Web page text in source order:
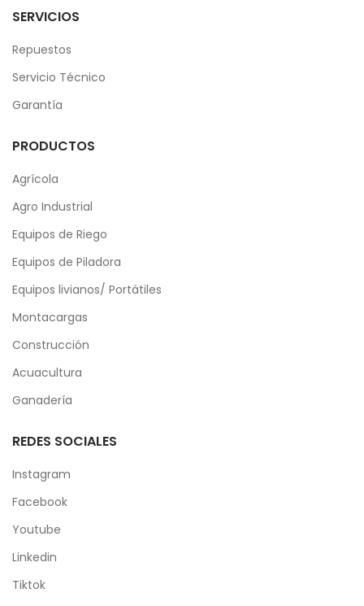
SERVICIOS
Repuestos
Servicio Técnico
Garantía
PRODUCTOS
Agrícola
Agro Industrial
Equipos de Riego
Equipos de Piladora
Equipos livianos/ Portátiles
Montacargas
Construcción
Acuacultura
Ganadería
REDES SOCIALES
Instagram
Facebook
Youtube
Linkedin
Tiktok